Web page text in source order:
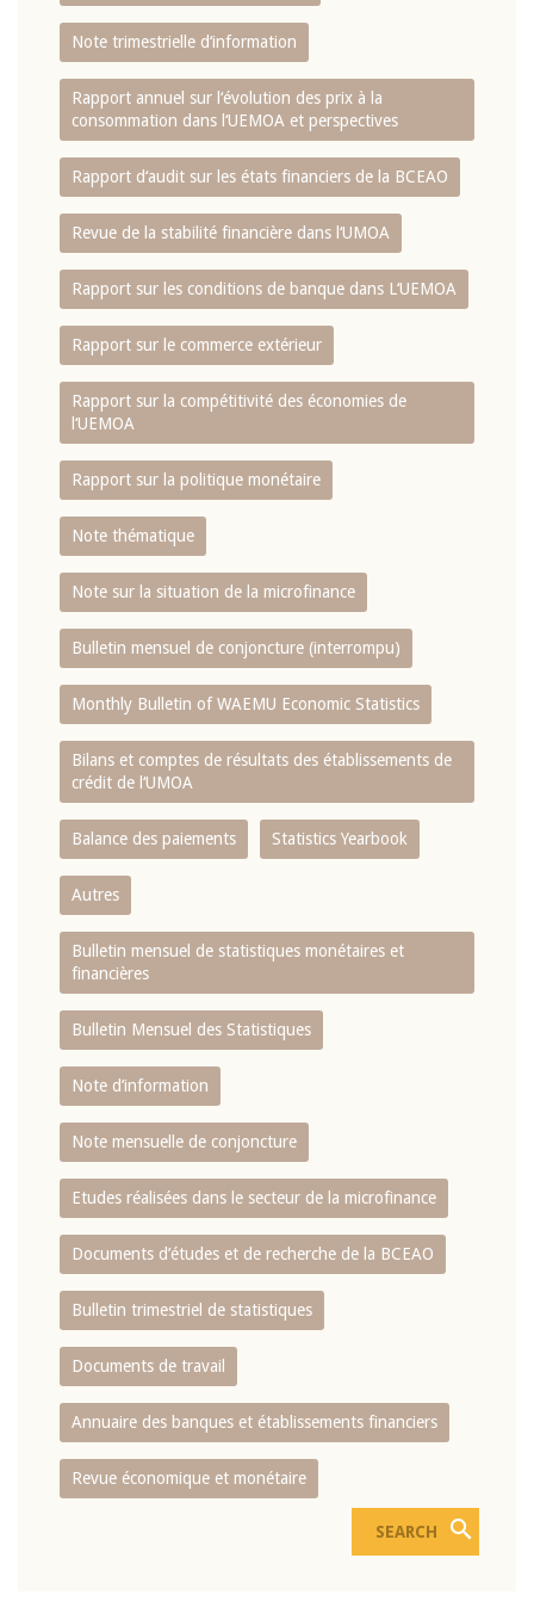
Note trimestrielle d‘information
Rapport annuel sur l‘évolution des prix à la
consommation dans l‘UEMOA et perspectives
Rapport d‘audit sur les états financiers de la BCEAO
Revue de la stabilité financière dans l‘UMOA
Rapport sur les conditions de banque dans L‘UEMOA
Rapport sur le commerce extérieur
Rapport sur la compétitivité des économies de
l‘UEMOA
Rapport sur la politique monétaire
Note thématique
Note sur la situation de la microfinance
Bulletin mensuel de conjoncture (interrompu)
Monthly Bulletin of WAEMU Economic Statistics
Bilans et comptes de résultats des établissements de
crédit de l‘UMOA
Balance des paiements Statistics Yearbook
Autres
Bulletin mensuel de statistiques monétaires et
financières
Bulletin Mensuel des Statistiques
Note d’information
Note mensuelle de conjoncture
Etudes réalisées dans le secteur de la microfinance
Documents d’études et de recherche de la BCEAO
Bulletin trimestriel de statistiques
Documents de travail
Annuaire des banques et établissements financiers
Revue économique et monétaire